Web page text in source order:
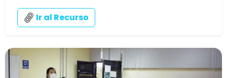
Ir al Recurso